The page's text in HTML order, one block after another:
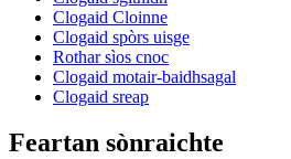
Clogaid Cloinne
Clogaid spòrs uisge
Rothar sìos cnoc
Clogaid motair-baidhsagal
Clogaid sreap
Feartan sònraichte